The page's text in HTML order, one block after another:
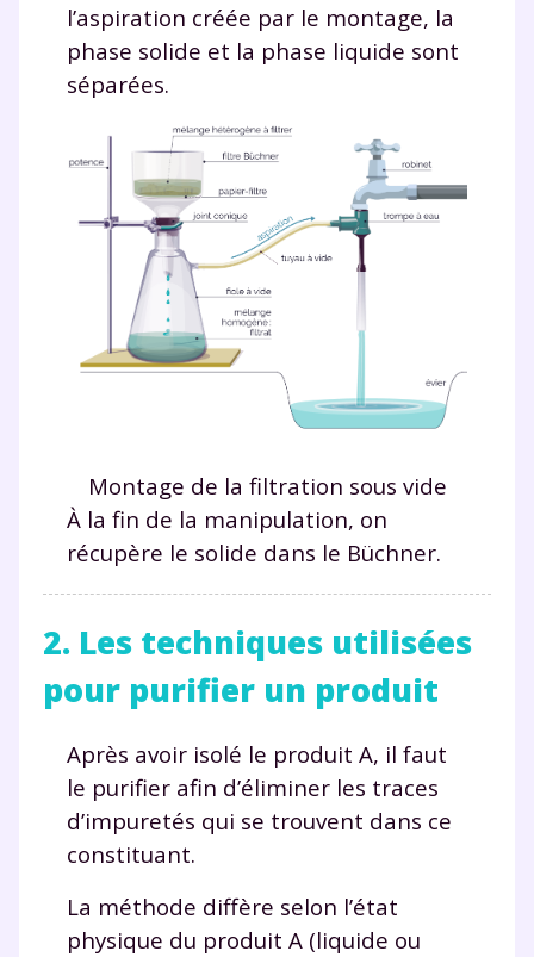
l’aspiration créée par le montage, la
phase solide et la phase liquide sont
séparées.
Montage de la filtration sous vide
À la fin de la manipulation, on
récupère le solide dans le Büchner.
2. Les techniques utilisées
pour purifier un produit
Après avoir isolé le produit A, il faut
le purifier afin d’éliminer les traces
d’impuretés qui se trouvent dans ce
constituant.
La méthode diffère selon l’état
physique du produit A (liquide ou